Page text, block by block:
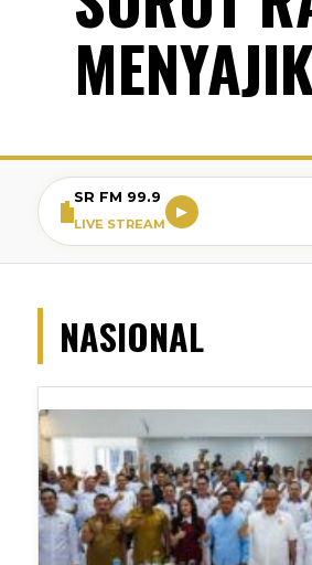
SR FM 99.9
LIVE STREAM
▶
BREAKING NEWS: WARGA BOGOR
NASIONAL